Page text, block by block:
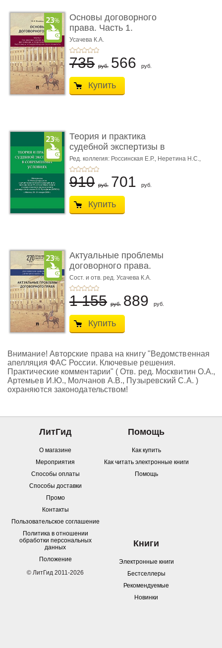
Основы договорного
права. Часть 1.
Становление ...
Усачева К.А.
735 руб. 566 руб.
Купить
Теория и практика
судебной экспертизы в
совре� ...
Ред. коллегия: Россинская Е.Р., Неретина Н.С.,
Чернявская М.С.
910 руб. 701 руб.
Купить
Актуальные проблемы
договорного права.
Выпуск ...
Сост. и отв. ред. Усачева К.А.
1 155 руб. 889 руб.
Купить
Внимание! Авторские права на книгу "Ведомственная
апелляция ФАС России. Ключевые решения.
Практические комментарии" ( Отв. ред. Москвитин О.А.,
Артемьев И.Ю., Молчанов А.В., Пузыревский С.А. )
охраняются законодательством!
ЛитГид
О магазине
Мероприятия
Способы оплаты
Способы доставки
Промо
Контакты
Пользовательское соглашение
Политика в отношении
обработки персональных
данных
Положение
© ЛитГид 2011-2026
Помощь
Как купить
Как читать электронные книги
Помощь
Книги
Электронные книги
Бестселлеры
Рекомендуемые
Новинки